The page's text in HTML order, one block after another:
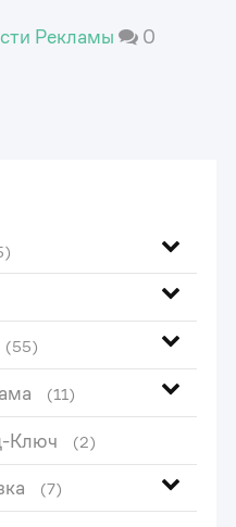
Рекламы
0
(55)
(11)
Ключ (2)
(7)